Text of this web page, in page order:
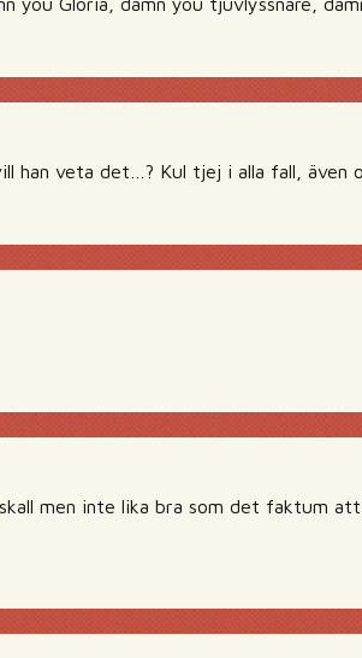
han veta det…? Kul tjej i alla fall, även
men inte lika bra som det faktum